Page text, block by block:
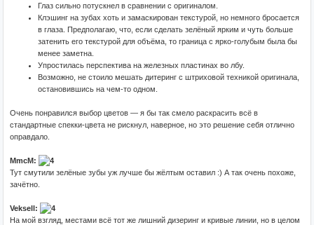
Глаз сильно потускнел в сравнении с оригиналом.
Клэшинг на зубах хоть и замаскирован текстурой, но немного бросается
в глаза. Предполагаю, что, если сделать зелёный ярким и чуть больше
затенить его текстурой для объёма, то граница с ярко-голубым была бы
менее заметна.
Упростилась перспектива на железных пластинах во лбу.
Возможно, не стоило мешать дитеринг с штриховой техникой оригинала,
остановившись на чем-то одном.
Очень понравился выбор цветов — я бы так смело раскрасить всё в
стандартные спекки-цвета не рискнул, наверное, но это решение себя отлично
оправдало.
MmcM:
Тут смутили зелёные зубы уж лучше бы жёлтым оставил :) А так очень похоже,
зачётно.
Veksell:
На мой взгляд, местами всё тот же лишний дизеринг и кривые линии, но в целом